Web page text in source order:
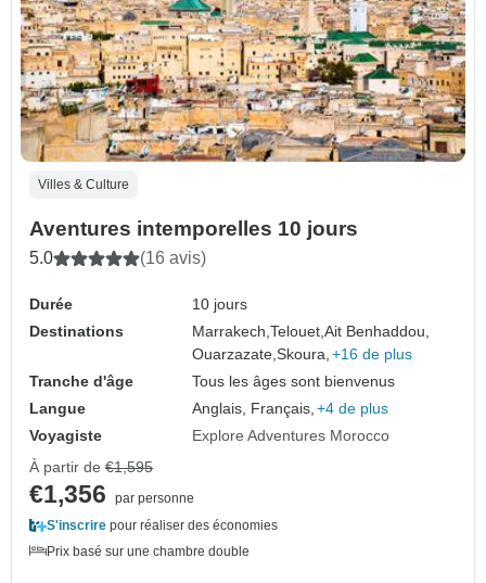
Villes & Culture
Aventures intemporelles 10 jours
5.0 (16 avis)
Durée
10 jours
Destinations
Marrakech,Telouet,Ait Benhaddou,
Ouarzazate,Skoura, +16 de plus
Tranche d'âge
Tous les âges sont bienvenus
Langue
Anglais, Français, +4 de plus
Voyagiste
Explore Adventures Morocco
À partir de €1,595
€1,356
par personne
S'inscrire pour réaliser des économies
Prix basé sur une chambre double